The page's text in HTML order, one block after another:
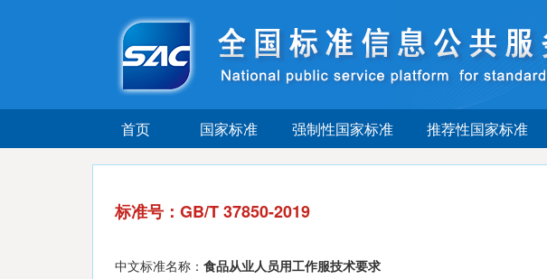
首页 国家标准 强制性国家标准 推荐性国家标准
标准号：GB/T 37850-2019
中文标准名称： 食品从业人员用工作服技术要求